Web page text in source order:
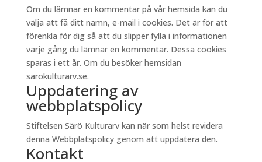
Om du lämnar en kommentar på vår hemsida kan du
välja att få ditt namn, e-mail i cookies. Det är för att
förenkla för dig så att du slipper fylla i informationen
varje gång du lämnar en kommentar. Dessa cookies
sparas i ett år. Om du besöker hemsidan
sarokulturarv.se.
Uppdatering av
webbplatspolicy
Stiftelsen Särö Kulturarv kan när som helst revidera
denna Webbplatspolicy genom att uppdatera den.
Kontakt